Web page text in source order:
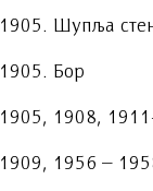
1905. Шупља
1905. Бор
1905, 1908,
1909, 1956 –